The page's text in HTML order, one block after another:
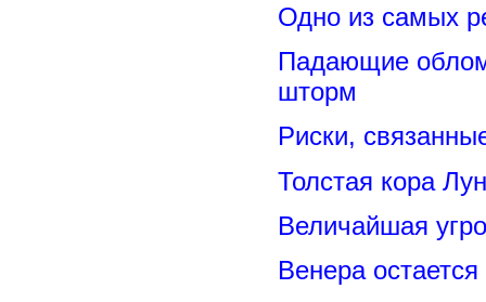
Одно из самых
Падающие
шторм
Риски,
Толстая кора
Величайшая
Венера